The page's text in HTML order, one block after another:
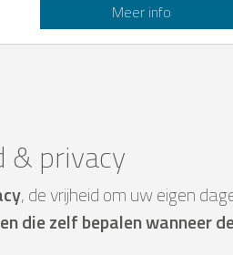
Meer info
& privacy
, de vrijheid om uw eigen
die zelf bepalen wanneer